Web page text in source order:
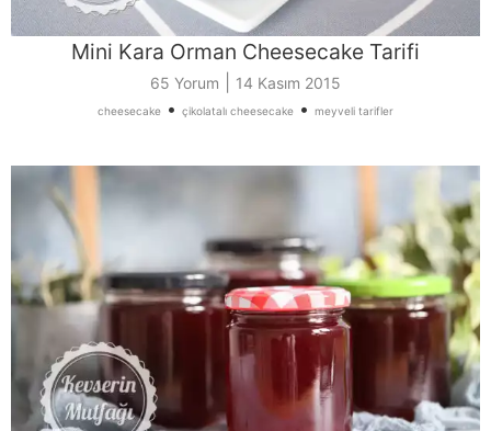
Mini Kara Orman Cheesecake Tarifi
65 Yorum 14 Kasım 2015
cheesecake • çikolatalı cheesecake • meyveli tarifler